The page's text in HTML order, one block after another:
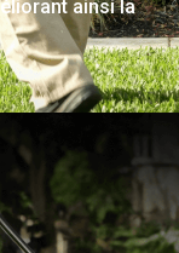
ainsi la